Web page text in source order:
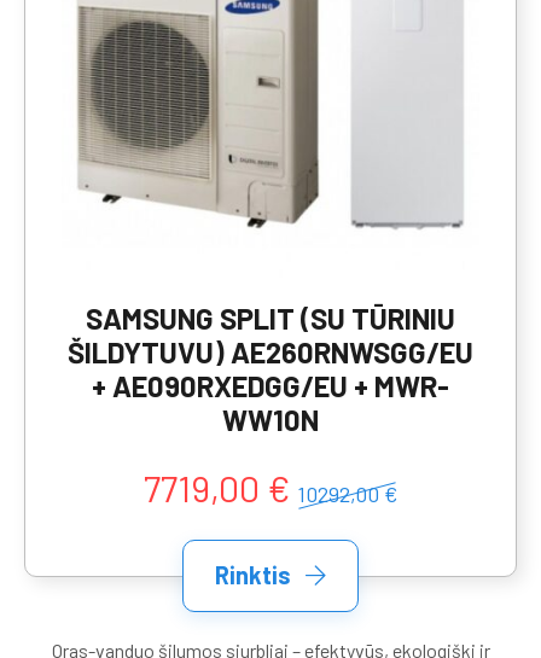
SAMSUNG SPLIT (SU TŪRINIU
ŠILDYTUVU) AE260RNWSGG/EU
+ AE090RXEDGG/EU + MWR-
WW10N
7719,00 € 10292,00 €
Rinktis
Oras-vanduo šilumos siurbliai – efektyvūs, ekologiški ir